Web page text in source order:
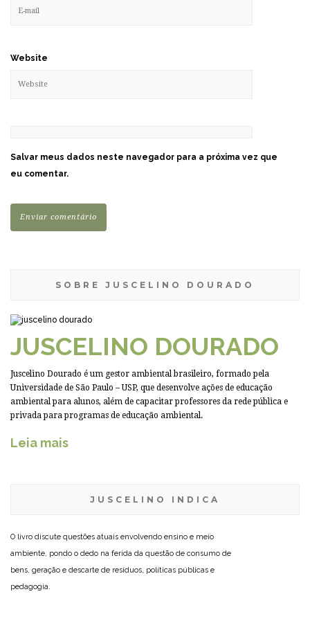
Website
Salvar meus dados neste navegador para a próxima vez que
eu comentar.
SOBRE JUSCELINO DOURADO
JUSCELINO DOURADO
Juscelino Dourado é um gestor ambiental brasileiro, formado pela
Universidade de São Paulo – USP, que desenvolve ações de educação
ambiental para alunos, além de capacitar professores da rede pública e
privada para programas de educação ambiental.
Leia mais
JUSCELINO INDICA
O livro discute questões atuais envolvendo ensino e meio
ambiente, pondo o dedo na ferida da questão de consumo de
bens, geração e descarte de resíduos, políticas públicas e
pedagogia.